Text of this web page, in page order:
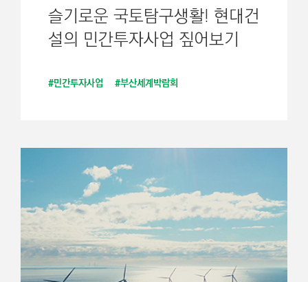
슬기로운 국토탐구생활! 현대건
설의 민간투자사업 짚어보기
#민간투자사업 #부산세계박람회